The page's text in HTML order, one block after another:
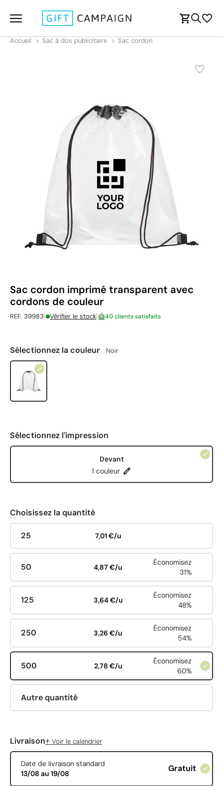
Accueil Sac à dos publicitaire Sac cordon
Sac cordon imprimé transparent avec
cordons de couleur
REF. 39983| Vérifier le stock| 40 clients satisfaits
Sélectionnez la couleur Noir
Sélectionnez l'impression
Devant
1 couleur
Choisissez la quantité
25 7,01 €/u
50 4,87 €/u
Économisez
31%
125 3,64 €/u
Économisez
48%
250 3,26 €/u
Économisez
54%
500 2,78 €/u
Économisez
60%
Autre quantité
Livraison+ Voir le calendrier
Date de livraison standard
13/08 au 19/08
Gratuit